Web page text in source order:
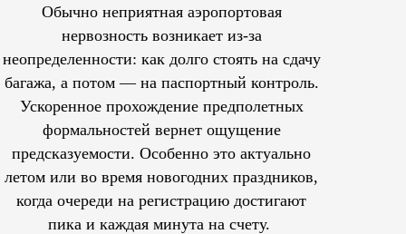
Обычно неприятная аэропортовая
нервозность возникает из-за
неопределенности: как долго стоять на сдачу
багажа, а потом — на паспортный контроль.
Ускоренное прохождение предполетных
формальностей вернет ощущение
предсказуемости. Особенно это актуально
летом или во время новогодних праздников,
когда очереди на регистрацию достигают
пика и каждая минута на счету.